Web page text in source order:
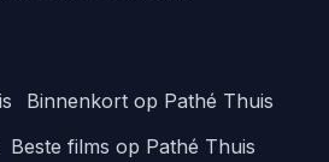
Binnenkort op Pathé Thuis
Beste films op Pathé Thuis